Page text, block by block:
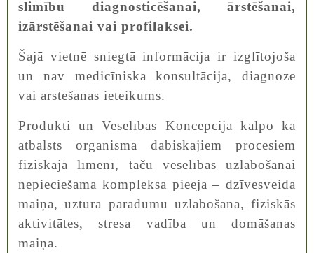
slimību diagnosticēšanai, ārstēšanai,
izārstēšanai vai profilaksei.
Šajā vietnē sniegtā informācija ir izglītojoša
un nav medicīniska konsultācija, diagnoze
vai ārstēšanas ieteikums.
Produkti un Veselības Koncepcija kalpo kā
atbalsts organisma dabiskajiem procesiem
fiziskajā līmenī, taču veselības uzlabošanai
nepieciešama kompleksa pieeja – dzīvesveida
maiņa, uztura paradumu uzlabošana, fiziskās
aktivitātes, stresa vadība un domāšanas
maiņa.